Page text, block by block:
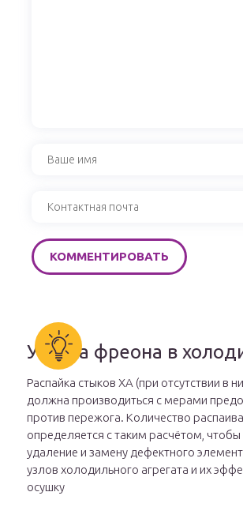
Утечка фреона в
Распайка стыков ХА (при отсутствии в
должна производиться с мерами
против пережога. Количество
определяется с таким расчётом, чтобы
удаление и замену дефектного
узлов холодильного агрегата и их
осушку